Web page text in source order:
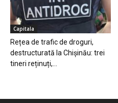
Capitala
Rețea de trafic de droguri,
destructurată la Chișinău: trei
tineri reținuți,...